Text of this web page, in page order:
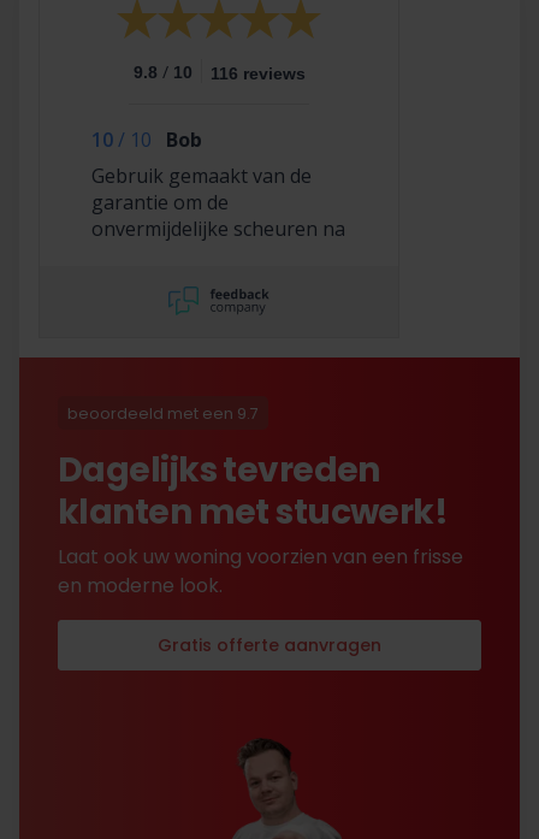
9.8 / 10 116 reviews
10/ 10
Bob
Gebruik gemaakt van de
garantie om de
onvermijdelijke scheuren na
en dat hebben ze super
netjes gedaan!
beoordeeld met een 9.7
Dagelijks tevreden
klanten met stucwerk!
Laat ook uw woning voorzien van een frisse
en moderne look.
Gratis offerte aanvragen